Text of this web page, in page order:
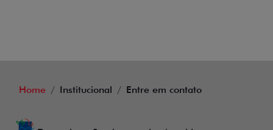
Home Institucional Entre em contato